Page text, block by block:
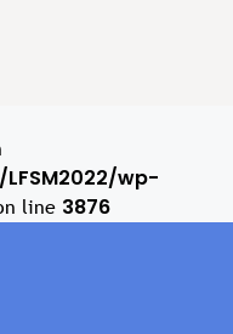
wp-
line 3876